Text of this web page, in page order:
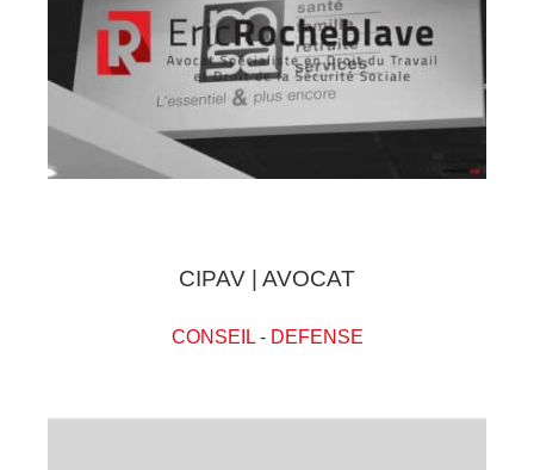
CIPAV | AVOCAT
CONSEIL- DEFENSE